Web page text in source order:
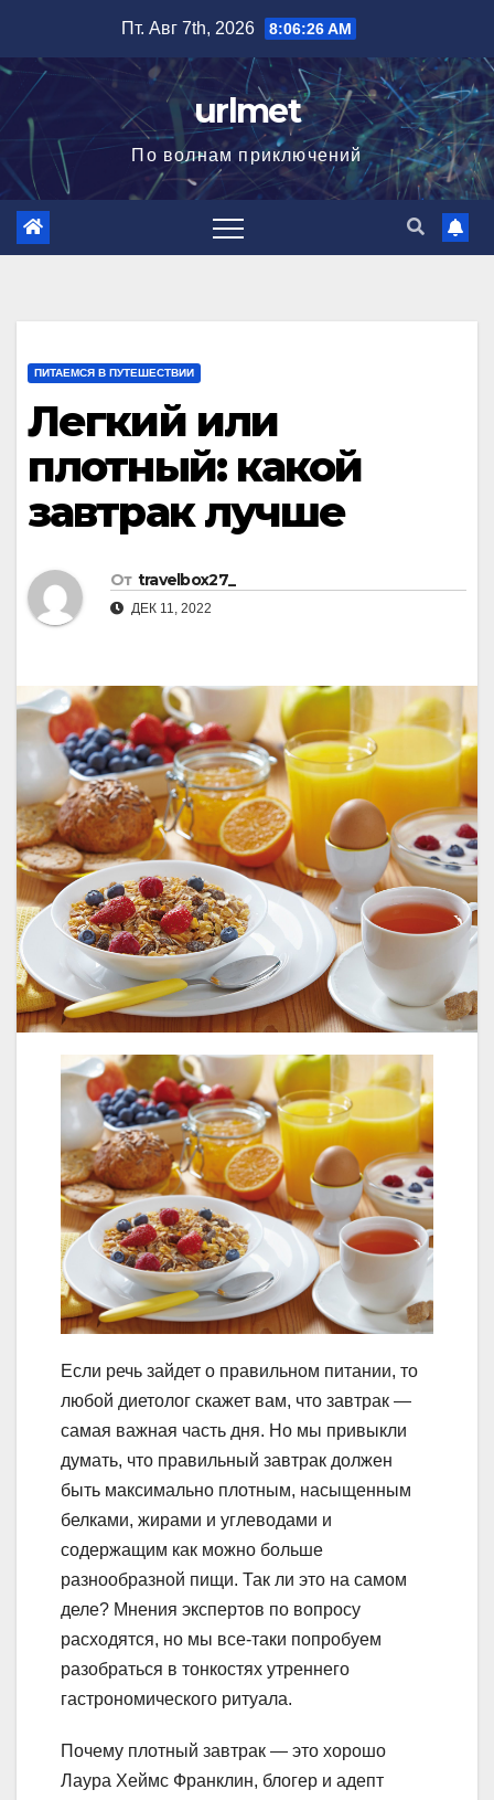
содержимому
Пт. Авг 7th, 2026 8:06:27 AM
urlmet
По волнам приключений
ПИТАЕМСЯ В ПУТЕШЕСТВИИ
Легкий или
плотный: какой
завтрак лучше
От travelbox27_
ДЕК 11, 2022
Если речь зайдет о правильном питании, то
любой диетолог скажет вам, что завтрак —
самая важная часть дня. Но мы привыкли
думать, что правильный завтрак должен
быть максимально плотным, насыщенным
белками, жирами и углеводами и
содержащим как можно больше
разнообразной пищи. Так ли это на самом
деле? Мнения экспертов по вопросу
расходятся, но мы все-таки попробуем
разобраться в тонкостях утреннего
гастрономического ритуала.
Почему плотный завтрак — это хорошо
Лаура Хеймс Франклин, блогер и адепт